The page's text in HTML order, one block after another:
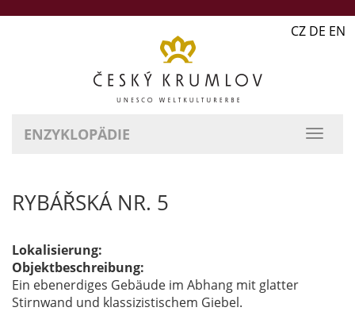
CZ DE EN
ENZYKLOPÄDIE
RYBÁŘSKÁ NR. 5
Lokalisierung:
Objektbeschreibung:
Ein ebenerdiges Gebäude im Abhang mit glatter
Stirnwand und klassizistischem Giebel.